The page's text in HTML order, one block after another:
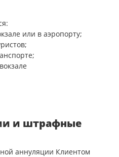
или в аэропорту;
и штрафные
аннуляции Клиентом